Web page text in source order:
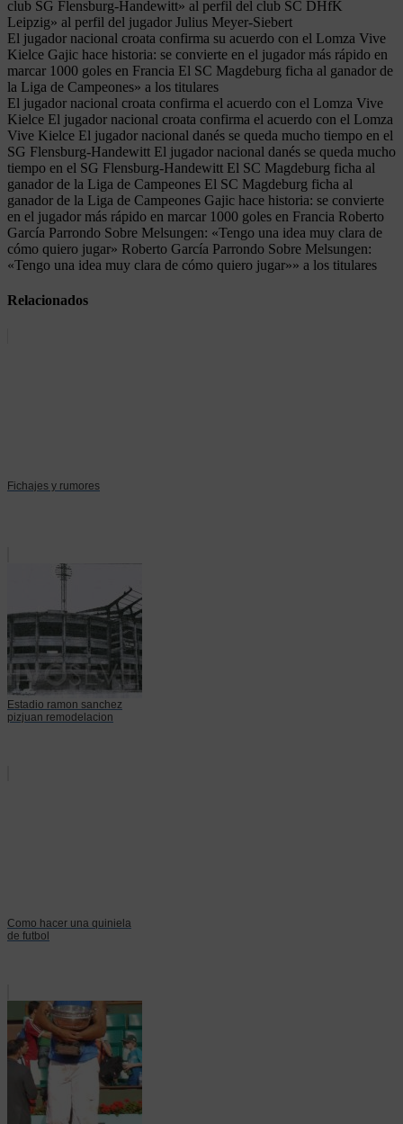
club SG Flensburg-Handewitt» al perfil del club SC DHfK
Leipzig» al perfil del jugador Julius Meyer-Siebert
El jugador nacional croata confirma su acuerdo con el Lomza Vive
Kielce Gajic hace historia: se convierte en el jugador más rápido en
marcar 1000 goles en Francia El SC Magdeburg ficha al ganador de
la Liga de Campeones» a los titulares
El jugador nacional croata confirma el acuerdo con el Lomza Vive
Kielce El jugador nacional croata confirma el acuerdo con el Lomza
Vive Kielce El jugador nacional danés se queda mucho tiempo en el
SG Flensburg-Handewitt El jugador nacional danés se queda mucho
tiempo en el SG Flensburg-Handewitt El SC Magdeburg ficha al
ganador de la Liga de Campeones El SC Magdeburg ficha al
ganador de la Liga de Campeones Gajic hace historia: se convierte
en el jugador más rápido en marcar 1000 goles en Francia Roberto
García Parrondo Sobre Melsungen: «Tengo una idea muy clara de
cómo quiero jugar» Roberto García Parrondo Sobre Melsungen:
«Tengo una idea muy clara de cómo quiero jugar»» a los titulares
Relacionados
Fichajes y rumores
Estadio ramon sanchez
pizjuan remodelacion
Como hacer una quiniela
de futbol